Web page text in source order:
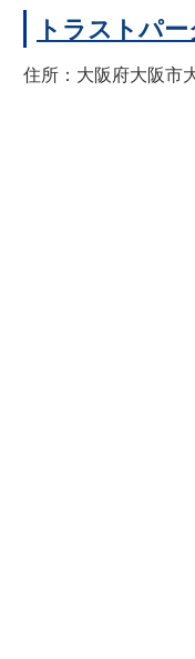
トラストパ
住所：大阪府大阪市